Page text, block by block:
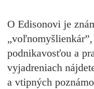
O Edisonovi je
podnikavosťou a
vyjadreniach
a vtipných